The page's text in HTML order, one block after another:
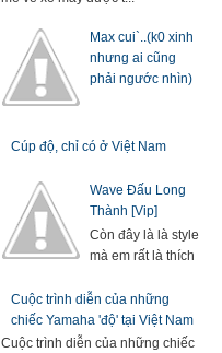
Max cui`..(k0 xinh
nhưng ai cũng
phải ngước nhìn)
Cúp độ, chỉ có ở Việt Nam
Wave Đấu Long
Thành [Vip]
Còn đây là là style
mà em rất là thích
Cuộc trình diễn của những
chiếc Yamaha 'độ' tại Việt Nam
Cuộc trình diễn của những chiếc